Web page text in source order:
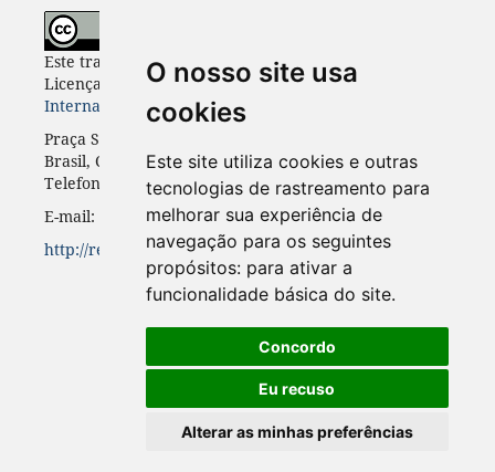
O nosso site usa
cookies
Este site utiliza cookies e outras
tecnologias de rastreamento para
melhorar sua experiência de
navegação para os seguintes
propósitos: para ativar a
funcionalidade básica do site.
Concordo
Eu recuso
Alterar as minhas preferências
Este trabalho está licenciado com uma
Licença
Creative Commons - Atribuição 4.0
Internacional
.
Praça Santos Andrade, n. 50, 3º andar, Curitiba-PR,
Brasil, CEP 80.020-300
Telefone: +55 41 3352-0716
E-mail: rinc.ufpr@gmail.com
http://revistas.ufpr.br/rinc